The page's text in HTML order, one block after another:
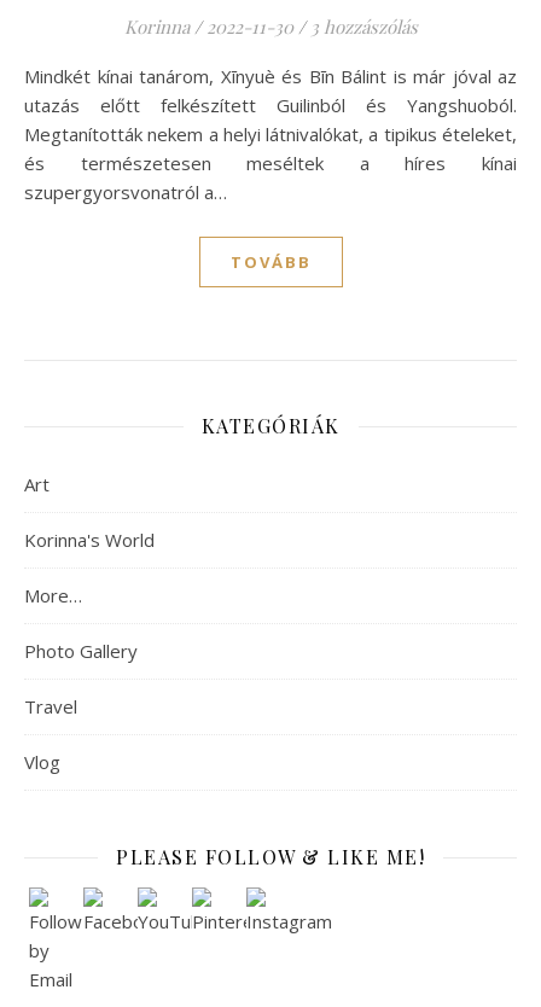
Korinna / 2022-11-30 / 3 hozzászólás
Mindkét kínai tanárom, Xīnyuè és Bīn Bálint is már jóval az
utazás előtt felkészített Guilinból és Yangshuoból.
Megtanították nekem a helyi látnivalókat, a tipikus ételeket,
és természetesen meséltek a híres kínai
szupergyorsvonatról a…
TOVÁBB
KATEGÓRIÁK
Art
Korinna's World
More…
Photo Gallery
Travel
Vlog
PLEASE FOLLOW & LIKE ME!